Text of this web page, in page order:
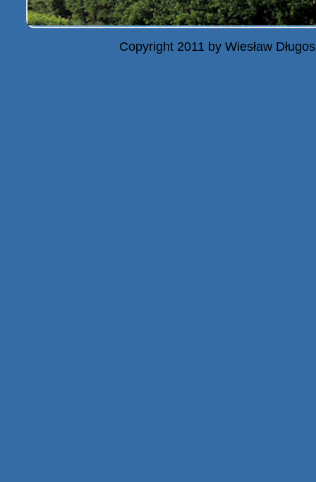
Copyright 2011 by Wiesław